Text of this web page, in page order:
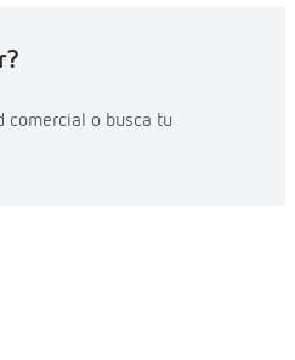
comercial o busca tu